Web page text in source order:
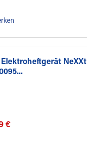
NeXXt
€